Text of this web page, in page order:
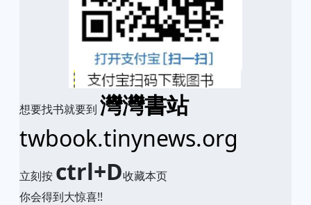
想要找书就要到 灣灣書站
twbook.tinynews.org
立刻按 ctrl+D收藏本页
你会得到大惊喜!!